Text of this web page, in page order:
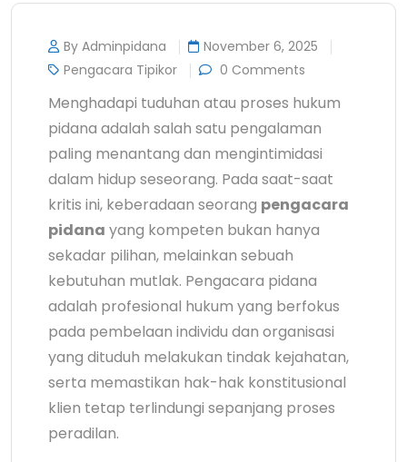
By Adminpidana
November 6, 2025
Pengacara Tipikor
0 Comments
Menghadapi tuduhan atau proses hukum
pidana adalah salah satu pengalaman
paling menantang dan mengintimidasi
dalam hidup seseorang. Pada saat-saat
kritis ini, keberadaan seorang pengacara
pidana yang kompeten bukan hanya
sekadar pilihan, melainkan sebuah
kebutuhan mutlak. Pengacara pidana
adalah profesional hukum yang berfokus
pada pembelaan individu dan organisasi
yang dituduh melakukan tindak kejahatan,
serta memastikan hak-hak konstitusional
klien tetap terlindungi sepanjang proses
peradilan.